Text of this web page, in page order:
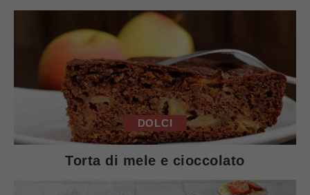
DOLCI
Torta di mele e cioccolato